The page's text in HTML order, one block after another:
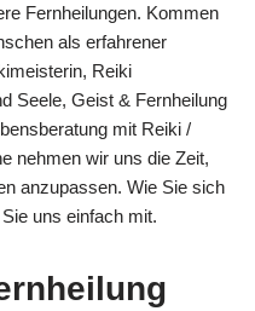
Fernheilungen. Kommen
als erfahrener
Reiki
Seele, Geist & Fernheilung
mit Reiki /
nehmen wir uns die Zeit,
anzupassen. Wie Sie sich
uns einfach mit.